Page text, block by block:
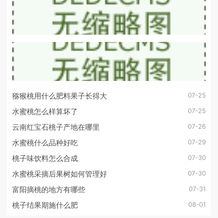
猕猴桃用什么肥料果子长得大 07-25
水蜜桃怎么样算坏了 07-25
云南红宝石桃子产地在哪里 07-26
水蜜桃什么品种好吃 07-29
桃子味饮料怎么合成 07-30
水蜜桃采摘后果树如何管理好 07-30
富阳摘桃的地方有哪些 07-31
桃子结果期施什么肥 08-01